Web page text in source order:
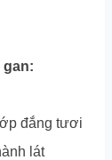
đắng tươi
lát